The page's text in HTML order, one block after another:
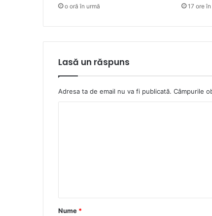
o oră în urmă 17 ore
Lasă un răspuns
Adresa ta de email nu va fi publicată. Câmpurile
a
r
Nume *